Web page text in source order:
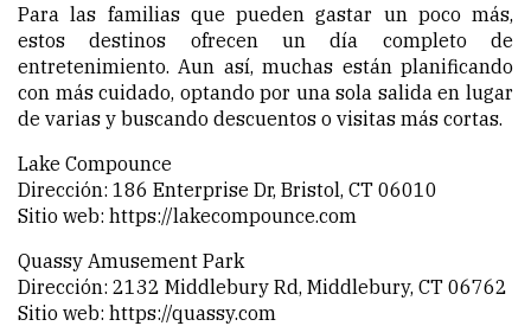
Para las familias que pueden gastar un poco más,
estos destinos ofrecen un día completo de
entretenimiento. Aun así, muchas están planificando
con más cuidado, optando por una sola salida en lugar
de varias y buscando descuentos o visitas más cortas.
Lake Compounce
Dirección: 186 Enterprise Dr, Bristol, CT 06010
Sitio web: https://lakecompounce.com
Quassy Amusement Park
Dirección: 2132 Middlebury Rd, Middlebury, CT 06762
Sitio web: https://quassy.com